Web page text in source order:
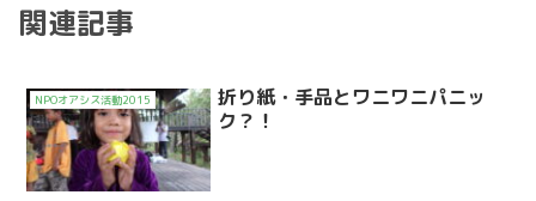
関連記事
NPOオアシス活動2015
折り紙・手品とワニワニパニッ
ク？！